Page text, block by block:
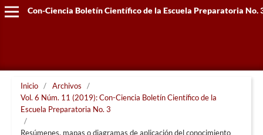
Con-Ciencia Boletín Científico de la Escuela Preparatoria No.
Inicio / Archivos
/
Vol. 6 Núm. 11 (2019): Con-Ciencia Boletín Científico de la
Escuela Preparatoria No. 3
/
Resúmenes, mapas o diagramas de aplicación del conocimiento